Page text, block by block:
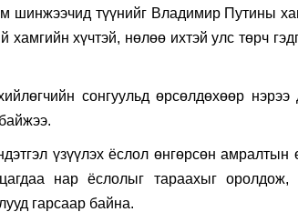
шинжээчид түүнийг Владимир Путины
хүчтэй, нөлөө ихтэй улс төрч
сонгуульд өрсөлдөхөөр
үзүүлэх ёслол өнгөрсөн
нар ёслолыг тараахыг оролдож,
гарсаар байна.